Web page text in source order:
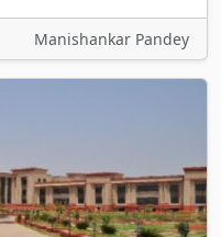
Manishankar Pandey